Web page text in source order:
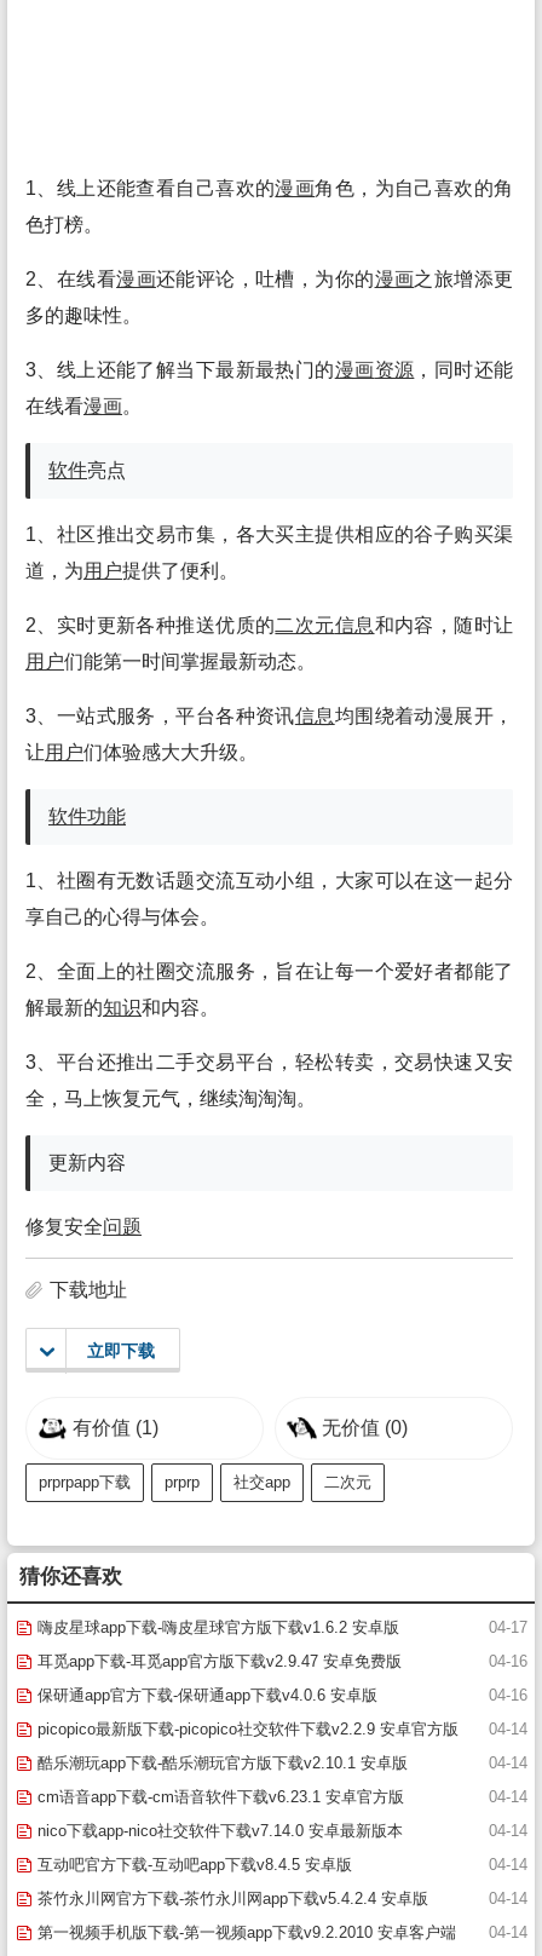
1、线上还能查看自己喜欢的漫画角色，为自己喜欢的角
色打榜。
2、在线看漫画还能评论，吐槽，为你的漫画之旅增添更
多的趣味性。
3、线上还能了解当下最新最热门的漫画资源 ，同时还能
在线看漫画。
软件亮点
1、社区推出交易市集，各大买主提供相应的谷子购买渠
道，为用户提供了便利。
2、实时更新各种推送优质的二次元信息和内容，随时让
用户们能第一时间掌握最新动态。
3、一站式服务，平台各种资讯信息均围绕着动漫展开，
让用户们体验感大大升级。
软件功能
1、社圈有无数话题交流互动小组，大家可以在这一起分
享自己的心得与体会。
2、全面上的社圈交流服务，旨在让每一个爱好者都能了
解最新的知识和内容。
3、平台还推出二手交易平台，轻松转卖，交易快速又安
全，马上恢复元气，继续淘淘淘。
更新内容
修复安全问题
下载地址
立即下载
有价值 (1) 无价值 (0)
prprpapp下载 prprp 社交app 二次元
猜你还喜欢
04-17
嗨皮星球app下载-嗨皮星球官方版下载v1.6.2 安卓版
04-16
耳觅app下载-耳觅app官方版下载v2.9.47 安卓免费版
04-16
保研通app官方下载-保研通app下载v4.0.6 安卓版
04-14
picopico最新版下载-picopico社交软件下载v2.2.9 安卓官方版
04-14
酷乐潮玩app下载-酷乐潮玩官方版下载v2.10.1 安卓版
04-14
cm语音app下载-cm语音软件下载v6.23.1 安卓官方版
04-14
nico下载app-nico社交软件下载v7.14.0 安卓最新版本
04-14
互动吧官方下载-互动吧app下载v8.4.5 安卓版
04-14
茶竹永川网官方下载-茶竹永川网app下载v5.4.2.4 安卓版
04-14
第一视频手机版下载-第一视频app下载v9.2.2010 安卓客户端